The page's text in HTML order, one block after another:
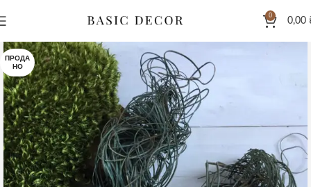
0
0,00
ПРОДА
НО